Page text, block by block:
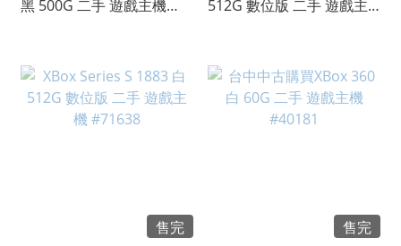
黑 500G 二手 遊戲主機
512G 數位版 二手 遊戲主
售完
售完